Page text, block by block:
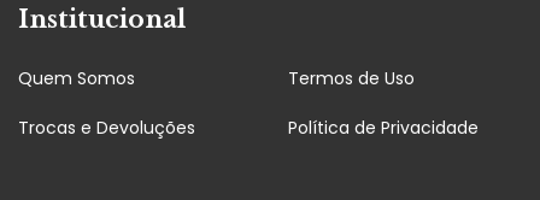
Institucional
Quem Somos Termos de Uso
Trocas e Devoluções Política de Privacidade